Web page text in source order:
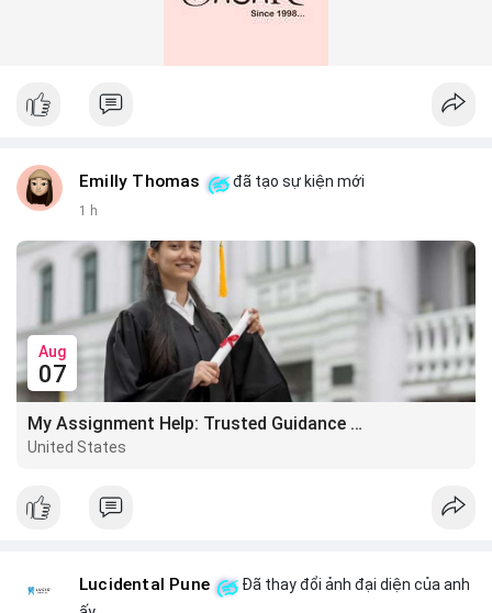
Emilly Thomas đã tạo sự kiện mới
1 h
Aug
07
My Assignment Help: Trusted Guidance for Academic Excellence
United States
Lucidental Pune
Đã thay đổi ảnh đại diện của anh